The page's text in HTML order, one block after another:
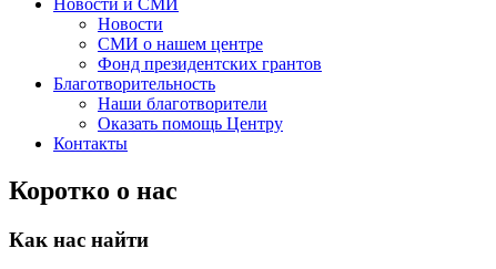
Новости и СМИ
Новости
СМИ о нашем центре
Фонд президентских грантов
Благотворительность
Наши благотворители
Оказать помощь Центру
Контакты
Коротко о нас
Как нас найти